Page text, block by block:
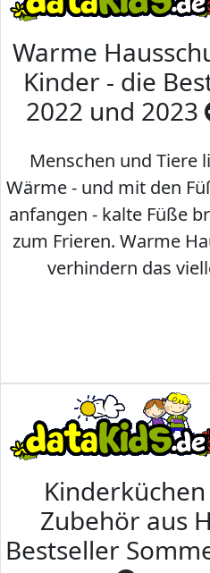
Warme
Kinder - die
2022 und 2023
Menschen und Tiere
Wärme - und mit den
anfangen - kalte Füße
zum Frieren. Warme
verhindern das
Zubehör aus
Bestseller